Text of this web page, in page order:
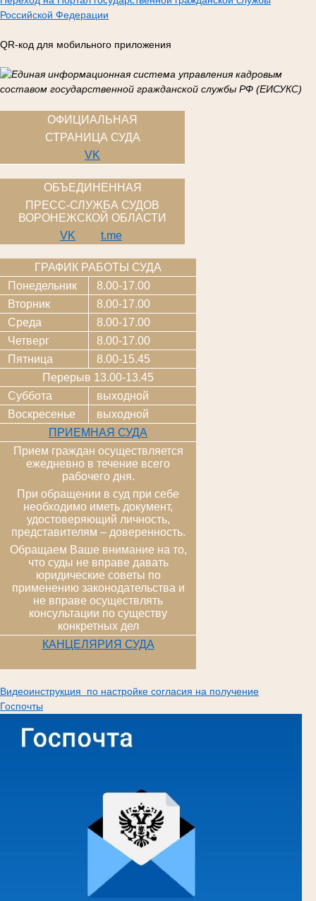
Российской Федерации
QR-код для мобильного приложения
ОФИЦИАЛЬНАЯ
СТРАНИЦА СУДА
VK
ОБЪЕДИНЕННАЯ
ПРЕСС-СЛУЖБА СУДОВ
ВОРОНЕЖСКОЙ ОБЛАСТИ
VK
t.me
ГРАФИК РАБОТЫ СУДА
Понедельник
8.00-17.00
Вторник
8.00-17.00
Среда
8.00-17.00
Четверг
8.00-17.00
Пятница
8.00-15.45
Перерыв 13.00-13.45
Суббота
выходной
Воскресенье
выходной
ПРИЕМНАЯ СУДА
Прием граждан осуществляется
ежедневно в течение всего
рабочего дня.
При обращении в суд при себе
необходимо иметь документ,
удостоверяющий личность,
представителям – доверенность.
Обращаем Ваше внимание на то,
что суды не вправе давать
юридические советы по
применению законодательства и
не вправе осуществлять
консультации по существу
конкретных дел
КАНЦЕЛЯРИЯ СУДА
Видеоинструкция по настройке согласия на получение
Госпочты